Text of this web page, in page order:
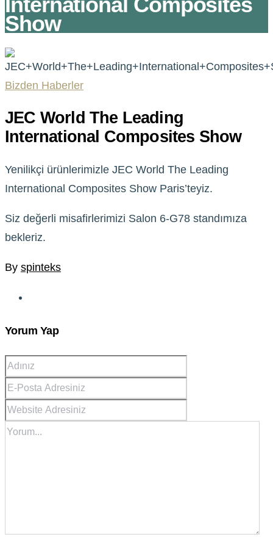
Show
Bizden Haberler
JEC World The Leading
International Composites Show
Yenilikçi ürünlerimizle JEC World The Leading
International Composites Show Paris’teyiz.
Siz değerli misafirlerimizi Salon 6-G78 standımıza
bekleriz.
By spinteks
Yorum Yap